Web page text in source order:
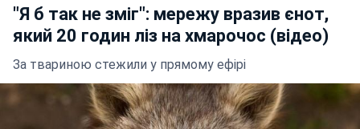
"Я б так не зміг": мережу вразив єнот,
який 20 годин ліз на хмарочос (відео)
За твариною стежили у прямому ефірі